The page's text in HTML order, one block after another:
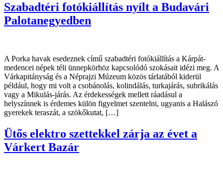
Szabadtéri fotókiállítás nyílt a Budavári
Palotanegyedben
A Porka havak esedeznek című szabadtéri fotókiállítás a Kárpát-
medencei népek téli ünnepkörhöz kapcsolódó szokásait idézi meg. A
Várkapitányság és a Néprajzi Múzeum közös tárlatából kiderül
például, hogy mi volt a csobánolás, kolindálás, turkajárás, subrikálás
vagy a Mikulás-járás. Az érdekességek mellett ráadásul a
helyszínnek is érdemes külön figyelmet szentelni, ugyanis a Halászó
gyerekek teraszát, a szökőkutat, […]
Ütős elektro szettekkel zárja az évet a
Várkert Bazár